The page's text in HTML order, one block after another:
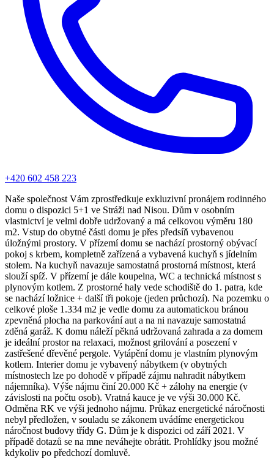
+420 602 458 223
Naše společnost Vám zprostředkuje exkluzivní pronájem rodinného
domu o dispozici 5+1 ve Stráži nad Nisou. Dům v osobním
vlastnictví je velmi dobře udržovaný a má celkovou výměru 180
m2. Vstup do obytné části domu je přes předsíň vybavenou
úložnými prostory. V přízemí domu se nachází prostorný obývací
pokoj s krbem, kompletně zařízená a vybavená kuchyň s jídelním
stolem. Na kuchyň navazuje samostatná prostorná místnost, která
slouží spíž. V přízemí je dále koupelna, WC a technická místnost s
plynovým kotlem. Z prostorné haly vede schodiště do 1. patra, kde
se nachází ložnice + další tři pokoje (jeden průchozí). Na pozemku o
celkové ploše 1.334 m2 je vedle domu za automatickou bránou
zpevněná plocha na parkování aut a na ni navazuje samostatná
zděná garáž. K domu náleží pěkná udržovaná zahrada a za domem
je ideální prostor na relaxaci, možnost grilování a posezení v
zastřešené dřevěné pergole. Vytápění domu je vlastním plynovým
kotlem. Interier domu je vybavený nábytkem (v obytných
místnostech lze po dohodě v případě zájmu nahradit nábytkem
nájemníka). Výše nájmu činí 20.000 Kč + zálohy na energie (v
závislosti na počtu osob). Vratná kauce je ve výši 30.000 Kč.
Odměna RK ve výši jednoho nájmu. Průkaz energetické náročnosti
nebyl předložen, v souladu se zákonem uvádíme energetickou
náročnost budovy třídy G. Dům je k dispozici od září 2021. V
případě dotazů se na mne neváhejte obrátit. Prohlídky jsou možné
kdykoliv po předchozí domluvě.